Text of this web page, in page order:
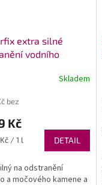
extra silné
vodního
Skladem
bez
Kč
/ 1 l DETAIL
na odstranění
a močového kamene a